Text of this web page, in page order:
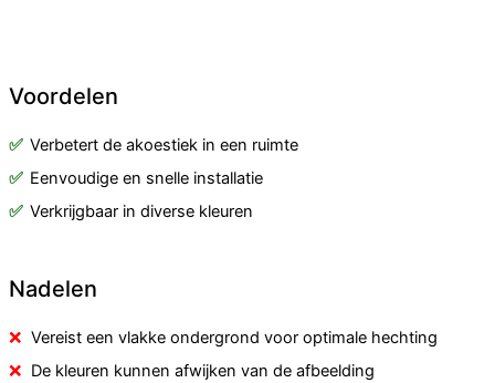
Voordelen
Verbetert de akoestiek in een ruimte
Eenvoudige en snelle installatie
Verkrijgbaar in diverse kleuren
Nadelen
Vereist een vlakke ondergrond voor optimale hechting
De kleuren kunnen afwijken van de afbeelding